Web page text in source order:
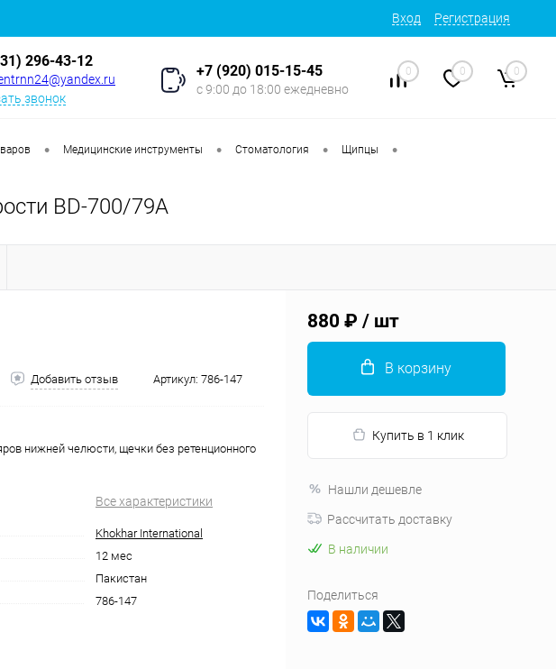
Вход Регистрация
296-43-12
звонок
+7 (920) 015-15-45
с 9:00 до 18:00 ежедневно
0 0 0
• Медицинские инструменты • Стоматология • Щипцы •
BD-700/79A
Добавить отзыв Артикул: 786-147
нижней челюсти, щечки без ретенционного
Все характеристики
Khokhar International
12 мес
Пакистан
786-147
880 ₽ / шт
В корзину
Купить в 1 клик
Нашли дешевле
Рассчитать доставку
В наличии
Поделиться